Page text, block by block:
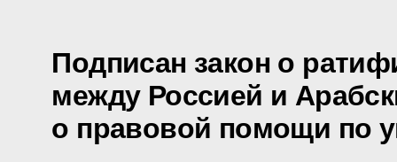
Подписан закон о
между Россией и
о правовой помощи по